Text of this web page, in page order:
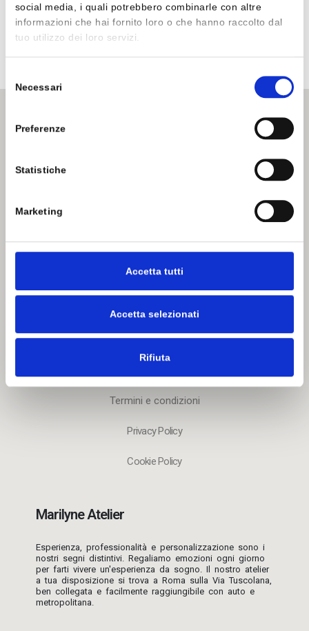
social media, i quali potrebbero combinarle con altre
informazioni che hai fornito loro o che hanno raccolto dal
tuo utilizzo dei loro servizi.
delNecessari
Preferenze
Statistiche
Marketing
Accetta tutti
Accetta selezionati
Rifiuta
STERUG BAG,TRAVELING
29.129 COMMENTS
READ MORE...
Via Tuscolana 853/A
EMAIL:
Lunedì: 16:00 - 20:00
Sabato: 9:30 - 20:00
Termini e condizioni
Privacy Policy
Cookie Policy
Marilyne Atelier
Esperienza, professionalità e personalizzazione sono i
nostri segni distintivi. Regaliamo emozioni ogni giorno
per farti vivere un'esperienza da sogno. Il nostro atelier
a tua disposizione si trova a Roma sulla Via Tuscolana,
ben collegata e facilmente raggiungibile con auto e
metropolitana.